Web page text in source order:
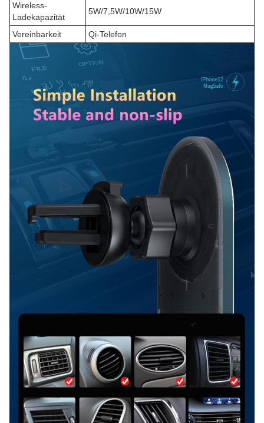
Wireless-
Ladekapazität
5W/7,5W/10W/15W
Vereinbarkeit Qi-Telefon